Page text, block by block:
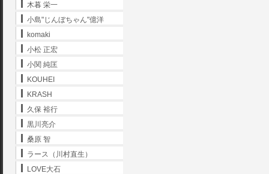
木暮 栄一
小島"じんぼちゃん"億洋
komaki
小松 正宏
小関 純匡
KOUHEI
KRASH
久保 裕行
黒川亮介
桑原 智
ラース（川村直生）
LOVE大石